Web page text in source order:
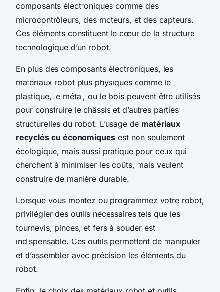
composants électroniques comme des
microcontrôleurs, des moteurs, et des capteurs.
Ces éléments constituent le cœur de la structure
technologique d’un robot.
En plus des composants électroniques, les
matériaux robot plus physiques comme le
plastique, le métal, ou le bois peuvent être utilisés
pour construire le châssis et d’autres parties
structurelles du robot. L’usage de matériaux
recyclés ou économiques est non seulement
écologique, mais aussi pratique pour ceux qui
cherchent à minimiser les coûts, mais veulent
construire de manière durable.
Lorsque vous montez ou programmez votre robot,
privilégier des outils nécessaires tels que les
tournevis, pinces, et fers à souder est
indispensable. Ces outils permettent de manipuler
et d’assembler avec précision les éléments du
robot.